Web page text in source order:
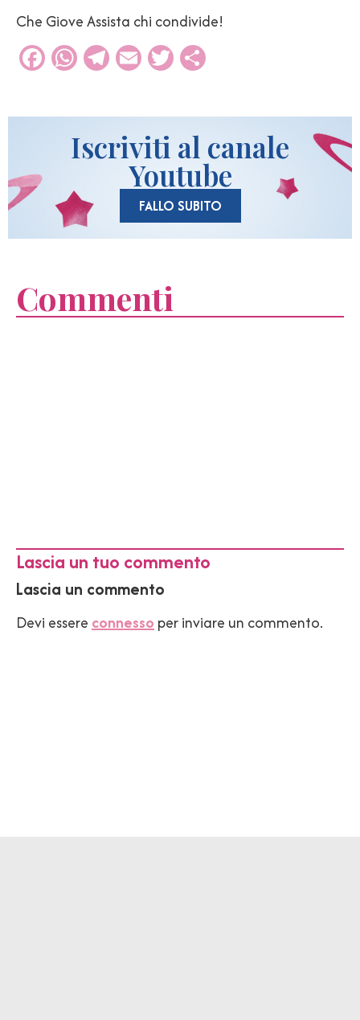
Che Giove Assista chi condivide!
Facebook
WhatsApp
Telegram
EmailTwitter
Iscriviti al canale
Youtube
FALLO SUBITO
Commenti
Lascia un tuo commento
Lascia un commento
Devi essere connesso per inviare un commento.